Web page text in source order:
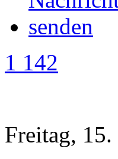
1 142
Freitag,